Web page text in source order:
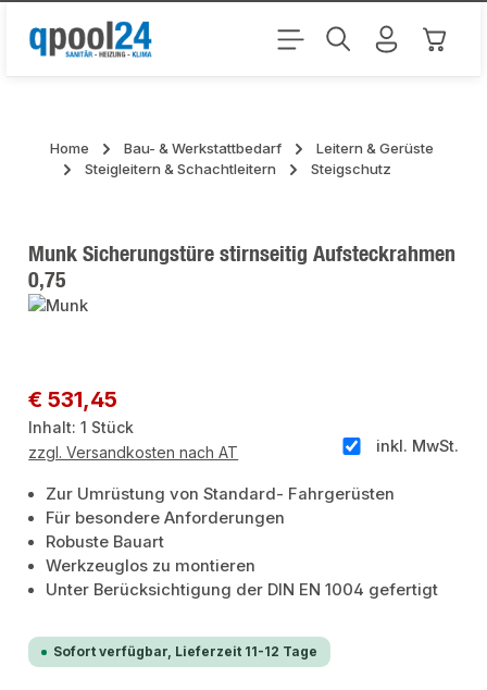
Zum Hauptinhalt springen
Home Bau- & Werkstattbedarf
Leitern & Gerüste
Steigleitern & Schachtleitern
Steigschutz
Munk Sicherungstüre stirnseitig Aufsteckrahmen
0,75
Regulärer Preis:
€ 531,45
Inhalt:1 Stück
inkl. MwSt.
zzgl. Versandkosten nach AT
Zur Umrüstung von Standard- Fahrgerüsten
Für besondere Anforderungen
Robuste Bauart
Werkzeuglos zu montieren
Unter Berücksichtigung der DIN EN 1004 gefertigt
Sofort verfügbar, Lieferzeit 11-12 Tage